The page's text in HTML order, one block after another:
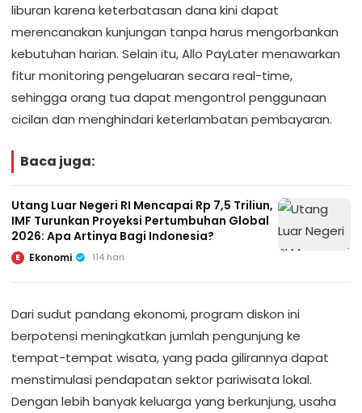
liburan karena keterbatasan dana kini dapat
merencanakan kunjungan tanpa harus mengorbankan
kebutuhan harian. Selain itu, Allo PayLater menawarkan
fitur monitoring pengeluaran secara real-time,
sehingga orang tua dapat mengontrol penggunaan
cicilan dan menghindari keterlambatan pembayaran.
Baca juga:
Utang Luar Negeri RI Mencapai Rp 7,5 Triliun,
IMF Turunkan Proyeksi Pertumbuhan Global
2026: Apa Artinya Bagi Indonesia?
E Ekonomi 114 hari
Dari sudut pandang ekonomi, program diskon ini
berpotensi meningkatkan jumlah pengunjung ke
tempat-tempat wisata, yang pada gilirannya dapat
menstimulasi pendapatan sektor pariwisata lokal.
Dengan lebih banyak keluarga yang berkunjung, usaha